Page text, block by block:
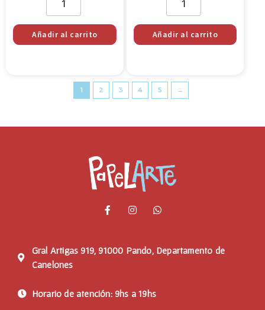
Añadir al carrito Añadir al carrito
1 2 3 4 5 →
Gral Artigas 919, 91000 Pando, Departamento de
Canelones
Horario de atención: 9hs a 19hs